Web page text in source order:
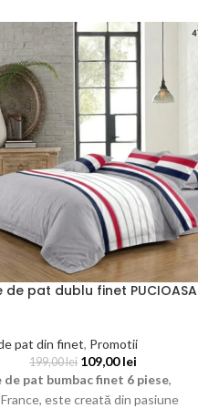
de pat dublu finet PUCIOASA
pat din finet, Promotii
199,00lei 109,00lei
de pat bumbac finet 6 piese,
este creată din pasiune